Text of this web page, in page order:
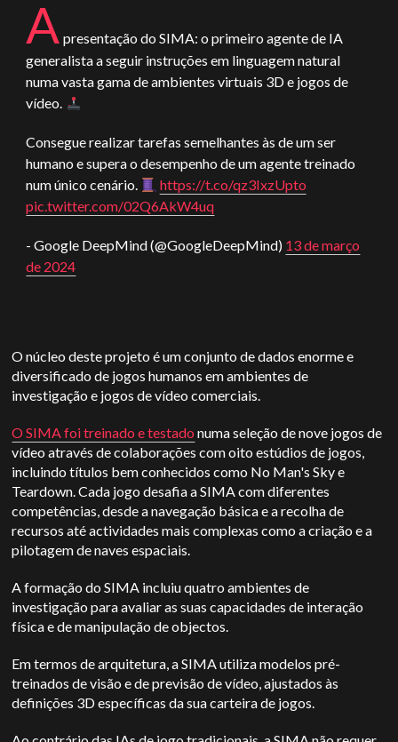
A presentação do SIMA: o primeiro agente de IA
generalista a seguir instruções em linguagem natural
numa vasta gama de ambientes virtuais 3D e jogos de
vídeo.
Consegue realizar tarefas semelhantes às de um ser
humano e supera o desempenho de um agente treinado
num único cenário.
https://t.co/qz3IxzUpto
pic.twitter.com/02Q6AkW4uq
- Google DeepMind (@GoogleDeepMind) 13 de março
de 2024
O núcleo deste projeto é um conjunto de dados enorme e
diversificado de jogos humanos em ambientes de
investigação e jogos de vídeo comerciais.
O SIMA foi treinado e testado numa seleção de nove jogos de
vídeo através de colaborações com oito estúdios de jogos,
incluindo títulos bem conhecidos como No Man's Sky e
Teardown. Cada jogo desafia a SIMA com diferentes
competências, desde a navegação básica e a recolha de
recursos até actividades mais complexas como a criação e a
pilotagem de naves espaciais.
A formação do SIMA incluiu quatro ambientes de
investigação para avaliar as suas capacidades de interação
física e de manipulação de objectos.
Em termos de arquitetura, a SIMA utiliza modelos pré-
treinados de visão e de previsão de vídeo, ajustados às
definições 3D específicas da sua carteira de jogos.